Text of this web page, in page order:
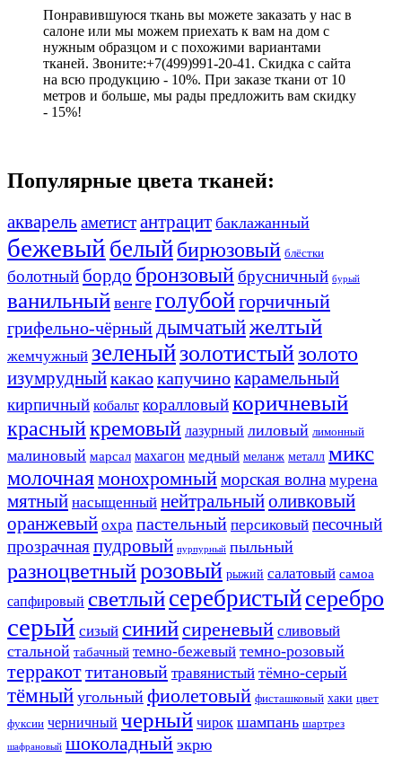
Понравившуюся ткань вы можете заказать у нас в
салоне или мы можем приехать к вам на дом с
нужным образцом и с похожими вариантами
тканей. Звоните:+7(499)991-20-41. Скидка с сайта
на всю продукцию - 10%. При заказе ткани от 10
метров и больше, мы рады предложить вам скидку
- 15%!
Популярные цвета тканей:
акварель аметистантрацит баклажанный
бежевый белыйбирюзовый блёстки
болотный бордо бронзовыйбрусничный бурый
ванильный венге голубойгорчичный
грифельно-чёрный дымчатыйжелтый
жемчужный зеленыйзолотистыйзолото
изумрудныйкакаокапучинокарамельный
кирпичный кобальт коралловыйкоричневый
красныйкремовый лазурный лиловый лимонный
малиновый марсал махагон медный меланж металл микс
молочнаямонохромныйморская волна мурена
мятный насыщенный нейтральныйоливковый
оранжевый охра пастельный персиковый песочный
прозрачнаяпудровый пурпурный пыльный
разноцветныйрозовый рыжий салатовый самоа
сапфировый светлыйсеребристыйсеребро
серый сизый синийсиреневый сливовый
стальной табачный темно-бежевый темно-розовый
терракоттитановый травянистый тёмно-серый
тёмный угольный фиолетовый фисташковый хаки цвет
фуксии черничный черный чирок шампань шартрез
шафрановый шоколадный экрю